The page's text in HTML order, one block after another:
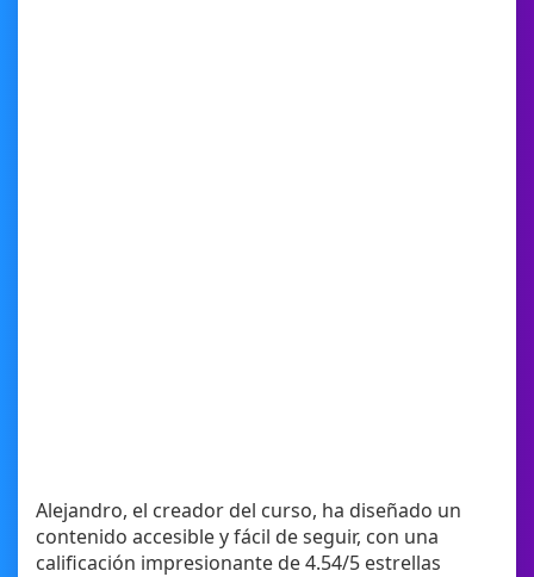
Alejandro, el creador del curso, ha diseñado un
contenido accesible y fácil de seguir, con una
calificación impresionante de 4.54/5 estrellas